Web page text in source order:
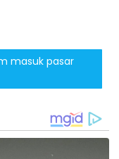
masuk pasar